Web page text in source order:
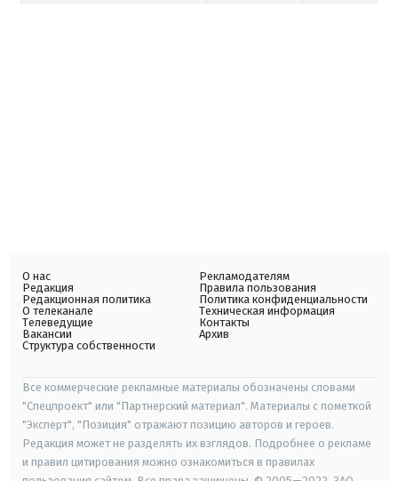
О нас
Редакция
Редакционная политика
О телеканале
Телеведущие
Вакансии
Структура собственности
Рекламодателям
Правила пользования
Политика конфиденциальности
Техническая информация
Контакты
Архив
Все коммерческие рекламные материалы обозначены словами
"Спецпроект" или "Партнерский материал". Материалы с пометкой
"Эксперт", "Позиция" отражают позицию авторов и героев.
Редакция может не разделять их взглядов. Подробнее о рекламе
и правил цитирования можно ознакомиться в правилах